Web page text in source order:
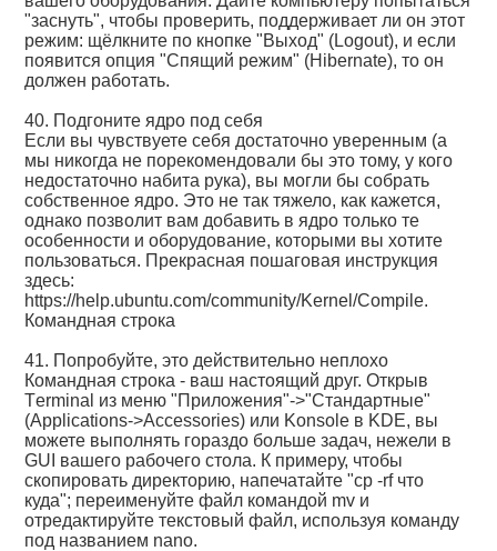
"заснуть", чтобы проверить, поддерживает ли он этот
режим: щёлкните по кнопке "Выход" (Logout), и если
появится опция "Спящий режим" (Hibernate), то он
должен работать.
40. Подгоните ядро под себя
Если вы чувствуете себя достаточно уверенным (а
мы никогда не порекомендовали бы это тому, у кого
недостаточно набита рука), вы могли бы собрать
собственное ядро. Это не так тяжело, как кажется,
однако позволит вам добавить в ядро только те
особенности и оборудование, которыми вы хотите
пользоваться. Прекрасная пошаговая инструкция
здесь:
https://help.ubuntu.com/community/Kernel/Compile.
Командная строка
41. Попробуйте, это действительно неплохо
Командная строка - ваш настоящий друг. Открыв
Тerminal из меню "Приложения"->"Стандартные"
(Applications->Accessories) или Konsole в KDE, вы
можете выполнять гораздо больше задач, нежели в
GUI вашего рабочего стола. К примеру, чтобы
скопировать директорию, напечатайте "cp -rf что
куда"; переименуйте файл командой mv и
отредактируйте текстовый файл, используя команду
под названием nano.